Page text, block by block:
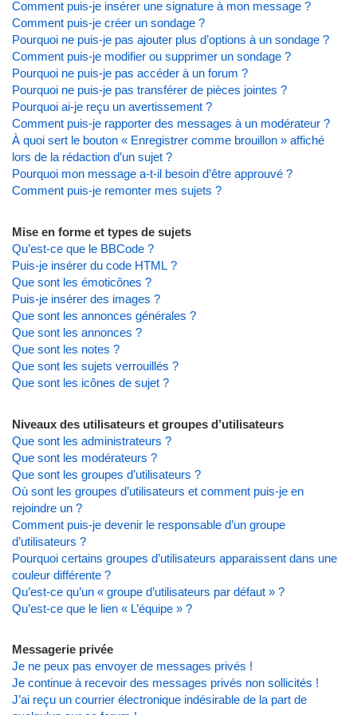
Comment puis-je insérer une signature à mon message ?
Comment puis-je créer un sondage ?
Pourquoi ne puis-je pas ajouter plus d’options à un sondage ?
Comment puis-je modifier ou supprimer un sondage ?
Pourquoi ne puis-je pas accéder à un forum ?
Pourquoi ne puis-je pas transférer de pièces jointes ?
Pourquoi ai-je reçu un avertissement ?
Comment puis-je rapporter des messages à un modérateur ?
À quoi sert le bouton « Enregistrer comme brouillon » affiché
lors de la rédaction d’un sujet ?
Pourquoi mon message a-t-il besoin d’être approuvé ?
Comment puis-je remonter mes sujets ?
Mise en forme et types de sujets
Qu’est-ce que le BBCode ?
Puis-je insérer du code HTML ?
Que sont les émoticônes ?
Puis-je insérer des images ?
Que sont les annonces générales ?
Que sont les annonces ?
Que sont les notes ?
Que sont les sujets verrouillés ?
Que sont les icônes de sujet ?
Niveaux des utilisateurs et groupes d’utilisateurs
Que sont les administrateurs ?
Que sont les modérateurs ?
Que sont les groupes d’utilisateurs ?
Où sont les groupes d’utilisateurs et comment puis-je en
rejoindre un ?
Comment puis-je devenir le responsable d’un groupe
d’utilisateurs ?
Pourquoi certains groupes d’utilisateurs apparaissent dans une
couleur différente ?
Qu’est-ce qu’un « groupe d’utilisateurs par défaut » ?
Qu’est-ce que le lien « L’équipe » ?
Messagerie privée
Je ne peux pas envoyer de messages privés !
Je continue à recevoir des messages privés non sollicités !
J’ai reçu un courrier électronique indésirable de la part de